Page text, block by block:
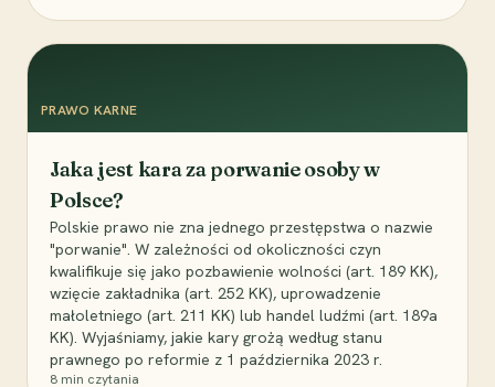
PRAWO KARNE
Jaka jest kara za porwanie osoby w
Polsce?
Polskie prawo nie zna jednego przestępstwa o nazwie
"porwanie". W zależności od okoliczności czyn
kwalifikuje się jako pozbawienie wolności (art. 189 KK),
wzięcie zakładnika (art. 252 KK), uprowadzenie
małoletniego (art. 211 KK) lub handel ludźmi (art. 189a
KK). Wyjaśniamy, jakie kary grożą według stanu
prawnego po reformie z 1 października 2023 r.
8 min czytania